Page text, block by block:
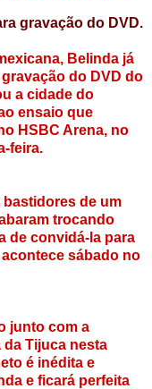
gravação do DVD.
Belinda já
do DVD do
a cidade do
ensaio que
HSBC Arena, no
feira.
bastidores de um
trocando
de convidá-la para
sábado no
junto com a
Tijuca nesta
é inédita e
e ficará perfeita